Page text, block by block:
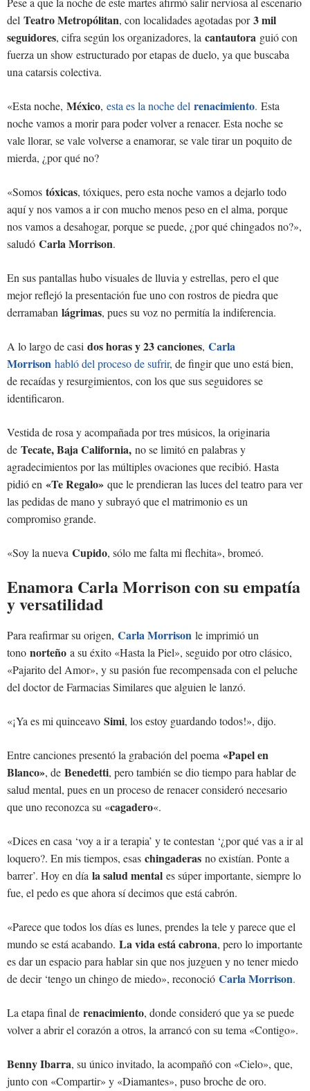
del Teatro Metropólitan, con localidades agotadas por3 mil
seguidores, cifra según los organizadores, la cantautora guió con
fuerza un show estructurado por etapas de duelo, ya que buscaba
una catarsis colectiva.
«Esta noche, México, esta es la noche del renacimiento. Esta
noche vamos a morir para poder volver a renacer. Esta noche se
vale llorar, se vale volverse a enamorar, se vale tirar un poquito de
mierda, ¿por qué no?
«Somos tóxicas, tóxiques, pero esta noche vamos a dejarlo todo
aquí y nos vamos a ir con mucho menos peso en el alma, porque
nos vamos a desahogar, porque se puede, ¿por qué chingados no?»,
saludó Carla Morrison.
En sus pantallas hubo visuales de lluvia y estrellas, pero el que
mejor reflejó la presentación fue uno con rostros de piedra que
derramaban lágrimas, pues su voz no permitía la indiferencia.
A lo largo de casi dos horas y 23 canciones, Carla
Morrison habló del proceso de sufrir, de fingir que uno está bien,
de recaídas y resurgimientos, con los que sus seguidores se
identificaron.
Vestida de rosa y acompañada por tres músicos, la originaria
de Tecate, Baja California, no se limitó en palabras y
agradecimientos por las múltiples ovaciones que recibió. Hasta
pidió en «Te Regalo» que le prendieran las luces del teatro para ver
las pedidas de mano y subrayó que el matrimonio es un
compromiso grande.
«Soy la nueva Cupido, sólo me falta mi flechita», bromeó.
Enamora Carla Morrison con su empatía
y versatilidad
Para reafirmar su origen, Carla Morrison le imprimió un
tono norteño a su éxito «Hasta la Piel», seguido por otro clásico,
«Pajarito del Amor», y su pasión fue recompensada con el peluche
del doctor de Farmacias Similares que alguien le lanzó.
«¡Ya es mi quinceavo Simi, los estoy guardando todos!», dijo.
Entre canciones presentó la grabación del poema «Papel en
Blanco», de Benedetti, pero también se dio tiempo para hablar de
salud mental, pues en un proceso de renacer consideró necesario
que uno reconozca su «cagadero«.
«Dices en casa ‘voy a ir a terapia’ y te contestan ‘¿por qué vas a ir al
loquero?. En mis tiempos, esas chingaderas no existían. Ponte a
barrer’. Hoy en día la salud mental es súper importante, siempre lo
fue, el pedo es que ahora sí decimos que está cabrón.
«Parece que todos los días es lunes, prendes la tele y parece que el
mundo se está acabando. La vida está cabrona, pero lo importante
es dar un espacio para hablar sin que nos juzguen y no tener miedo
de decir ‘tengo un chingo de miedo», reconoció Carla Morrison.
La etapa final de renacimiento, donde consideró que ya se puede
volver a abrir el corazón a otros, la arrancó con su tema «Contigo».
Benny Ibarra, su único invitado, la acompañó con «Cielo», que,
junto con «Compartir» y «Diamantes», puso broche de oro.